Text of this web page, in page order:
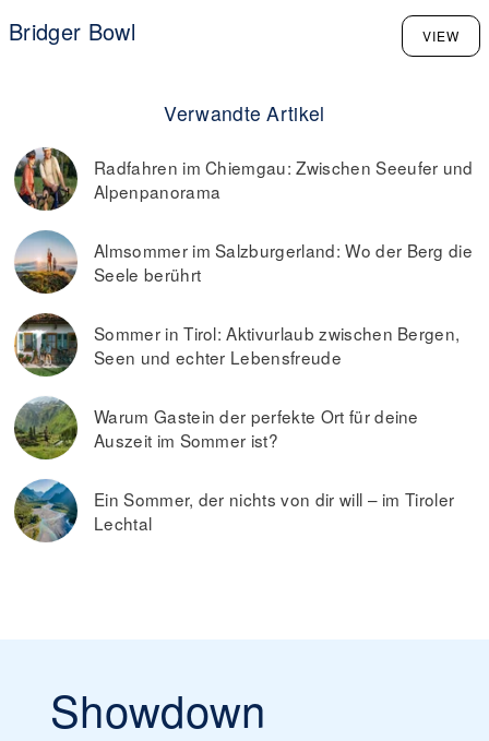
Bridger Bowl VIEW
Verwandte Artikel
Radfahren im Chiemgau: Zwischen Seeufer und
Alpenpanorama
Almsommer im Salzburgerland: Wo der Berg die
Seele berührt
Sommer in Tirol: Aktivurlaub zwischen Bergen,
Seen und echter Lebensfreude
Warum Gastein der perfekte Ort für deine
Auszeit im Sommer ist?
Ein Sommer, der nichts von dir will – im Tiroler
Lechtal
Showdown